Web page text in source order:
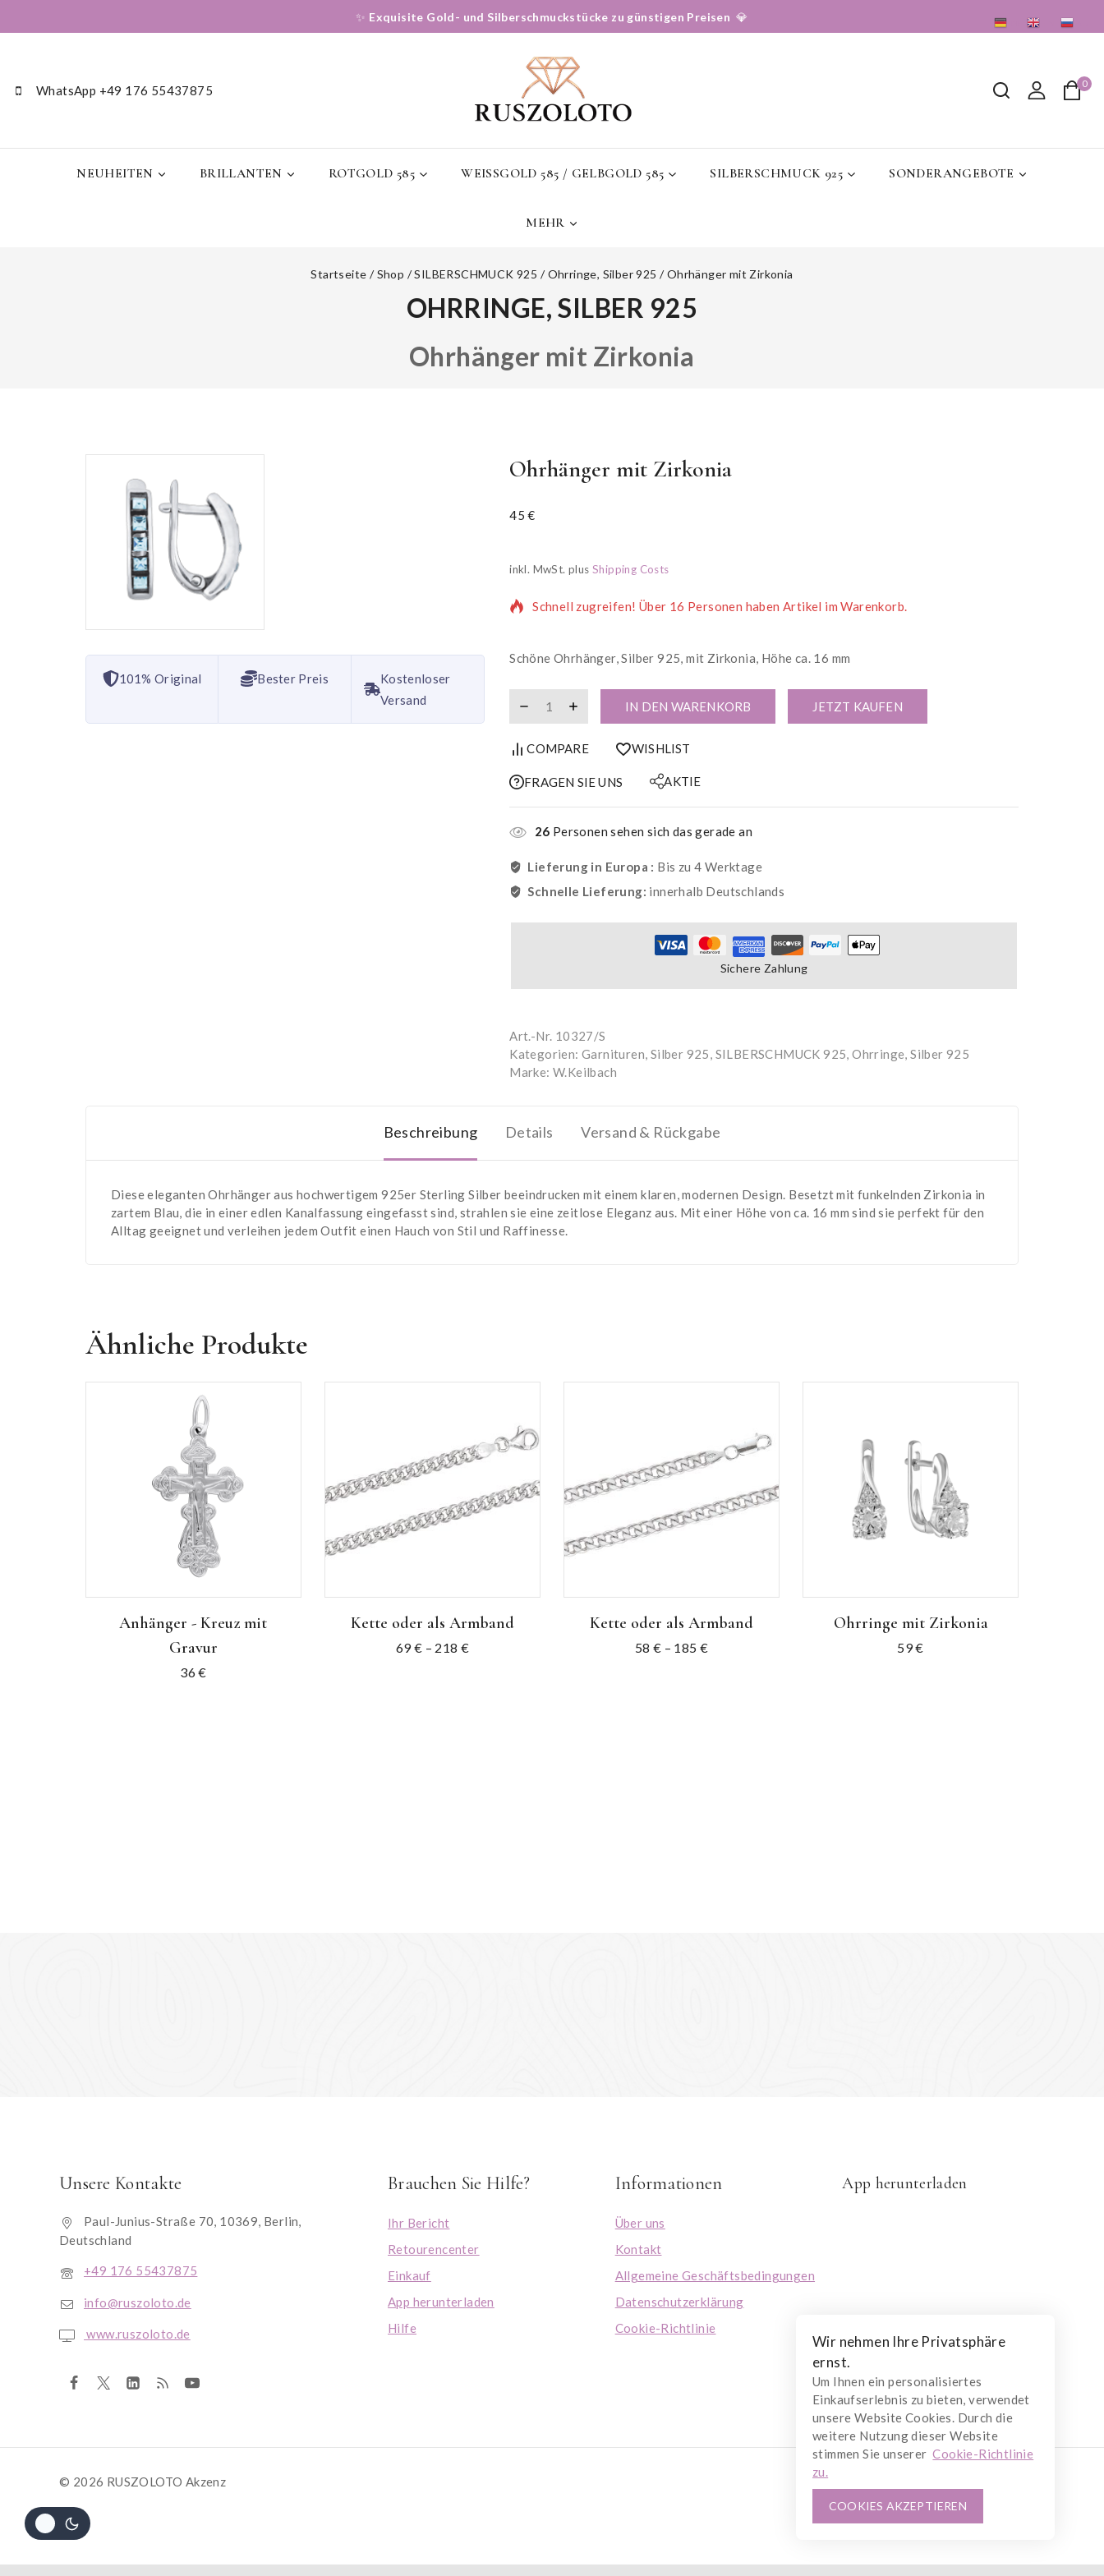
✨ Exquisite Gold- und Silberschmuckstücke zu günstigen Preisen 💎
WhatsApp +49 176 55437875 0
NEUHEITEN BRILLANTEN ROTGOLD 585 WEISSGOLD 585 / GELBGOLD 585 SILBERSCHMUCK 925 SONDERANGEBOTE
MEHR
Startseite / Shop / SILBERSCHMUCK 925 / Ohrringe, Silber 925 / Ohrhänger mit Zirkonia
OHRRINGE, SILBER 925
Ohrhänger mit Zirkonia
101% Original Bester Preis
Kostenloser
Versand
Ohrhänger mit Zirkonia
45€
inkl. MwSt. plusShipping Costs
5 Produkte wurden in den letzten 12 Stunden verkauft
Schnell zugreifen! Über 16 Personen haben Artikel im Warenkorb.
Schöne Ohrhänger, Silber 925, mit Zirkonia, Höhe ca. 16 mm
IN DEN WARENKORB JETZT KAUFEN
COMPARE WISHLIST
FRAGEN SIE UNS AKTIE
26 Personen sehen sich das gerade an
Lieferung in Europa : Bis zu 4 Werktage
Schnelle Lieferung: innerhalb Deutschlands
Sichere Zahlung
Art.-Nr. 10327/S
Kategorien:Garnituren, Silber 925, SILBERSCHMUCK 925,Ohrringe, Silber 925
Marke:W.Keilbach
Beschreibung Details Versand & Rückgabe
Diese eleganten Ohrhänger aus hochwertigem 925er Sterling Silber beeindrucken mit einem klaren, modernen Design. Besetzt mit funkelnden Zirkonia in
zartem Blau, die in einer edlen Kanalfassung eingefasst sind, strahlen sie eine zeitlose Eleganz aus. Mit einer Höhe von ca. 16 mm sind sie perfekt für den
Alltag geeignet und verleihen jedem Outfit einen Hauch von Stil und Raffinesse.
Ähnliche Produkte
Anhänger - Kreuz mit
Gravur
36€
Kette oder als Armband
69€ – 218 €
Kette oder als Armband
58 € – 185€
Ohrringe mit Zirkonia
59€
Unsere Kontakte
Paul-Junius-Straße 70, 10369, Berlin,
Deutschland
+49 176 55437875
info@ruszoloto.de
www.ruszoloto.de
Brauchen Sie Hilfe?
Ihr Bericht
Retourencenter
Einkauf
App herunterladen
Hilfe
Informationen
Über uns
Kontakt
Allgemeine Geschäftsbedingungen
Datenschutzerklärung
Cookie-Richtlinie
App herunterladen
© 2026 RUSZOLOTO Akzenz
Wir nehmen Ihre Privatsphäre
ernst.
Um Ihnen ein personalisiertes
Einkaufserlebnis zu bieten, verwendet
unsere Website Cookies. Durch die
weitere Nutzung dieser Website
stimmen Sie unsererCookie-Richtlinie
zu.
COOKIES AKZEPTIEREN